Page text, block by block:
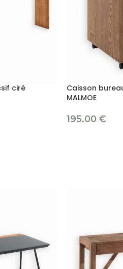
ciré
Caisson
MALMOE
195.00 €